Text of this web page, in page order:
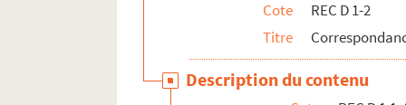
REC D 1.27 129. Lettres entre
REC D 1.27 130. Devis d'Alain
REC D 1.27 131. Lettre d'Alain
Cote
REC D 1-2
Titre
Description du contenu